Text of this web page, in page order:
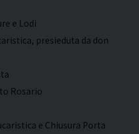
e Lodi
presieduta da don
Rosario
e Chiusura Porta